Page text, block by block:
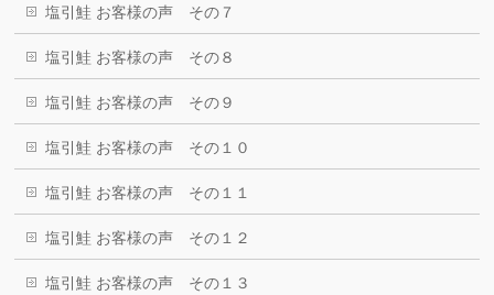
塩引鮭 お客様の声 その７
塩引鮭 お客様の声 その８
塩引鮭 お客様の声 その９
塩引鮭 お客様の声 その１０
塩引鮭 お客様の声 その１１
塩引鮭 お客様の声 その１２
塩引鮭 お客様の声 その１３